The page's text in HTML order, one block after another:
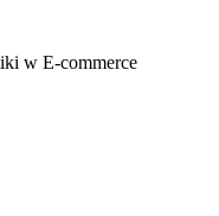
w E-commerce